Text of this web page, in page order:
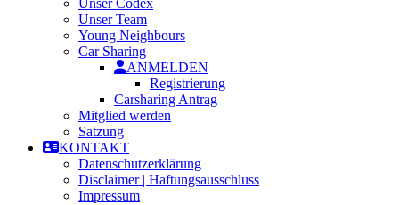
Unser Codex
Unser Team
Young Neighbours
Car Sharing
ANMELDEN
Registrierung
Carsharing Antrag
Mitglied werden
Satzung
KONTAKT
Datenschutzerklärung
Disclaimer | Haftungsausschluss
Impressum